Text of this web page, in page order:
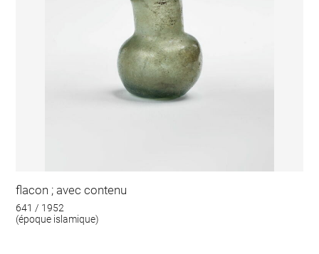
flacon ; avec contenu
641 / 1952
(époque islamique)